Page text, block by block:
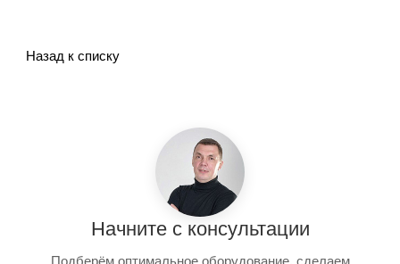
Назад к списку
Начните с консультации
Подберём оптимальное оборудование, сделаем